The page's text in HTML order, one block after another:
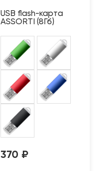
USB flash-карта
ASSORTI (8Гб)
370 ₽